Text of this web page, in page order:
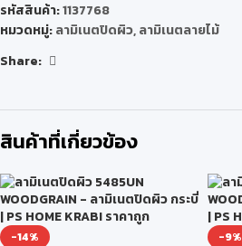
รหัสสินค้า:1137768
หมวดหมู่:ลามิเนตปิดผิว,ลามิเนตลายไม้
Share:
สินค้าที่เกี่ยวข้อง
-14% -9%